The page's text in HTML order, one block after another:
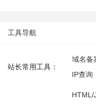
工具导航
站长常用工具：
域名备
IP查询
HTML/